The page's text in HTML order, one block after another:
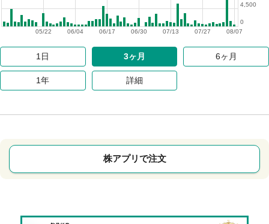
08/07
07/27
07/13
06/30
06/17
06/04
05/22
0
4,500
1日 3ヶ月 6ヶ月
1年 詳細
株アプリで注文